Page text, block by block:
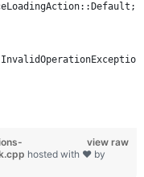
view raw
hosted with ❤ by